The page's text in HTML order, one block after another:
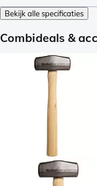
Bekijk alle specificaties
Combideals &